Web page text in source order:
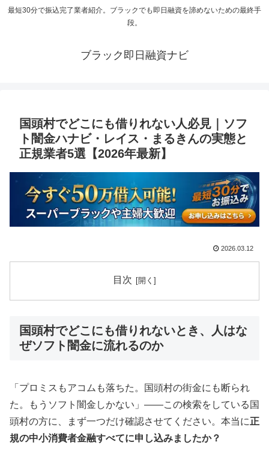
最短30分で振込完了業者紹介。ブラックでも即日融資を諦めないための最終手
段。
ブラック即日融資ナビ
国頭村でどこにも借りれない人必見｜ソフ
ト闇金ハナビ・レイス・まるきんの実態と
正規業者5選【2026年最新】
2026.03.12
目次
国頭村でどこにも借りれないとき、人はな
ぜソフト闇金に流れるのか
「プロミスもアコムも落ちた。国頭村の街金にも断られ
た。もうソフト闇金しかない」——この検索をしている国
頭村の方に、まず一つだけ確認させてください。本当に正
規の中小消費者金融すべてに申し込みましたか？